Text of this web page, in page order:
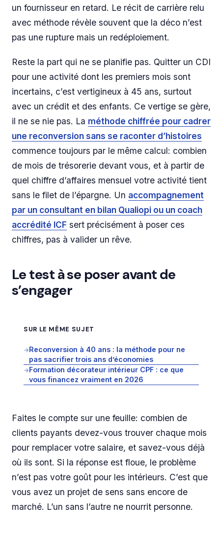
un fournisseur en retard. Le récit de carrière relu
avec méthode révèle souvent que la déco n’est
pas une rupture mais un redéploiement.
Reste la part qui ne se planifie pas. Quitter un CDI
pour une activité dont les premiers mois sont
incertains, c’est vertigineux à 45 ans, surtout
avec un crédit et des enfants. Ce vertige se gère,
il ne se nie pas. La méthode chiffrée pour cadrer
une reconversion sans se raconter d’histoires
commence toujours par le même calcul: combien
de mois de trésorerie devant vous, et à partir de
quel chiffre d’affaires mensuel votre activité tient
sans le filet de l’épargne. Un accompagnement
par un consultant en bilan Qualiopi ou un coach
accrédité ICF sert précisément à poser ces
chiffres, pas à valider un rêve.
Le test à se poser avant de
s’engager
SUR LE MÊME SUJET
→Reconversion à 40 ans : la méthode pour ne
pas sacrifier trois ans d’économies
→Formation décorateur intérieur CPF : ce que
vous financez vraiment en 2026
Faites le compte sur une feuille: combien de
clients payants devez-vous trouver chaque mois
pour remplacer votre salaire, et savez-vous déjà
où ils sont. Si la réponse est floue, le problème
n’est pas votre goût pour les intérieurs. C’est que
vous avez un projet de sens sans encore de
marché. L’un sans l’autre ne nourrit personne.